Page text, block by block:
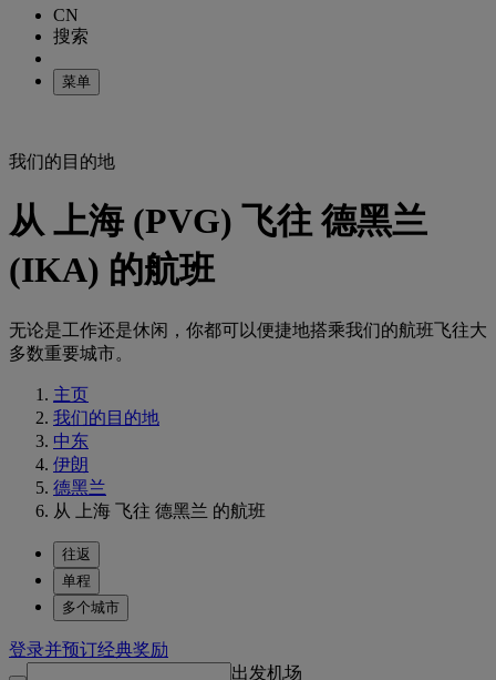
CN
搜索
菜单
我们的目的地
从 上海 (PVG) 飞往 德黑兰
(IKA) 的航班
无论是工作还是休闲，你都可以便捷地搭乘我们的航班飞往大
多数重要城市。
主页
我们的目的地
中东
伊朗
德黑兰
从 上海 飞往 德黑兰 的航班
往返
单程
多个城市
登录并预订经典奖励
出发机场